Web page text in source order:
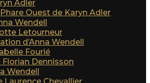
Adler
Ouest de Karyn Adler
Wendell
Letourneur
d’Anna Wendell
Fourié
Dennisson
Wendell